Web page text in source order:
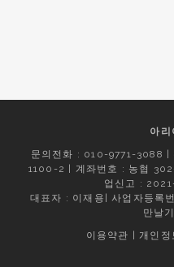
아리
문의전화 : 010-9771-3088 |
1100-2 | 계좌번호 : 농협
업신고 :
대표자 : 이재용| 사업자등
만날
이용약관
|개인정